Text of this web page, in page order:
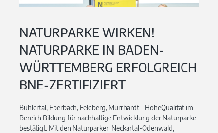
NATURPARKE WIRKEN!
NATURPARKE IN BADEN-
WÜRTTEMBERG ERFOLGREICH
BNE-ZERTIFIZIERT
Bühlertal, Eberbach, Feldberg, Murrhardt – HoheQualität im
Bereich Bildung für nachhaltige Entwicklung der Naturparke
bestätigt. Mit den Naturparken Neckartal-Odenwald,